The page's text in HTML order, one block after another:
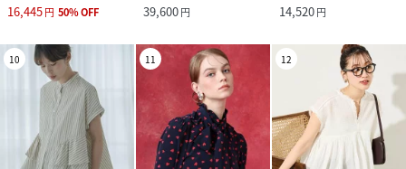
16,445円 50%OFF 39,600円 14,520円
10 11 12